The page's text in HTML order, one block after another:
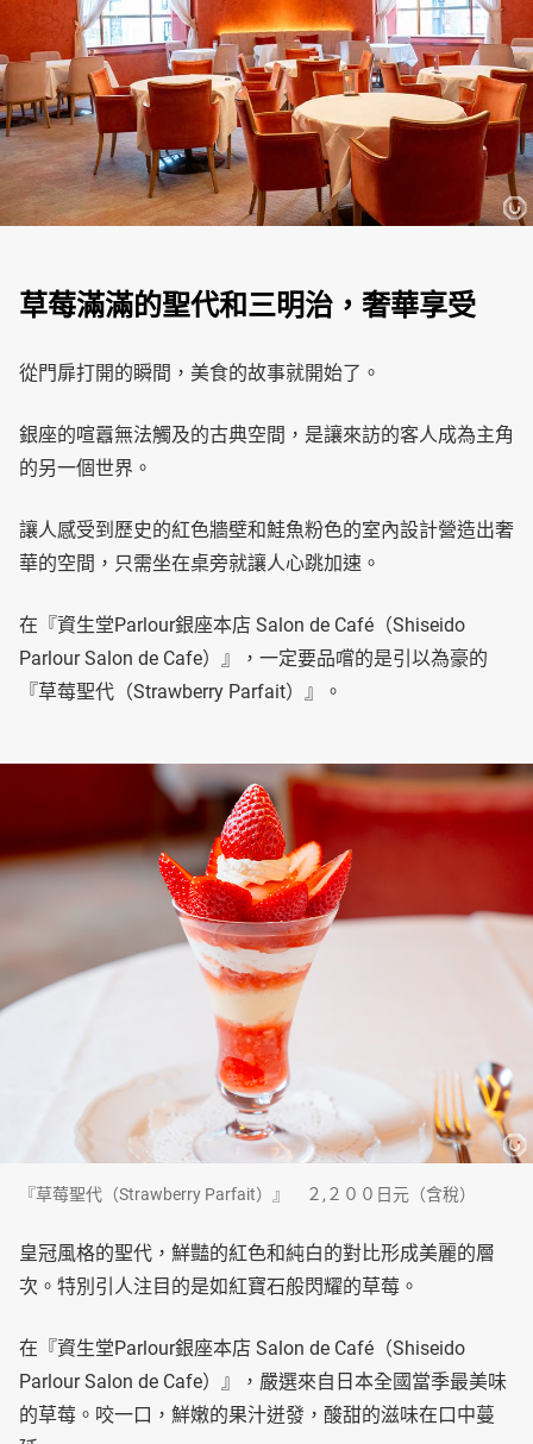
草莓滿滿的聖代和三明治，奢華享受
從門扉打開的瞬間，美食的故事就開始了。
銀座的喧囂無法觸及的古典空間，是讓來訪的客人成為主角
的另一個世界。
讓人感受到歷史的紅色牆壁和鮭魚粉色的室內設計營造出奢
華的空間，只需坐在桌旁就讓人心跳加速。
在『資生堂Parlour銀座本店 Salon de Café（Shiseido
Parlour Salon de Cafe）』，一定要品嚐的是引以為豪的
『草莓聖代（Strawberry Parfait）』。
『草莓聖代（Strawberry Parfait）』 ２,２００日元（含稅）
皇冠風格的聖代，鮮豔的紅色和純白的對比形成美麗的層
次。特別引人注目的是如紅寶石般閃耀的草莓。
在『資生堂Parlour銀座本店 Salon de Café（Shiseido
Parlour Salon de Cafe）』，嚴選來自日本全國當季最美味
的草莓。咬一口，鮮嫩的果汁迸發，酸甜的滋味在口中蔓